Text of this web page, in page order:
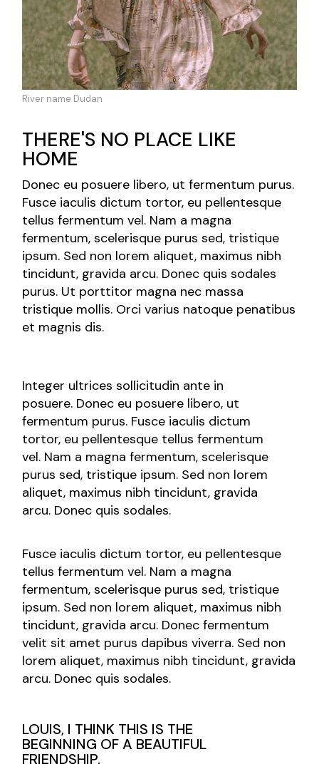
River name Dudan
THERE'S NO PLACE LIKE
HOME
Donec eu posuere libero, ut fermentum purus.
Fusce iaculis dictum tortor, eu pellentesque
tellus fermentum vel. Nam a magna
fermentum, scelerisque purus sed, tristique
ipsum. Sed non lorem aliquet, maximus nibh
tincidunt, gravida arcu. Donec quis sodales
purus. Ut porttitor magna nec massa
tristique mollis. Orci varius natoque penatibus
et magnis dis.
Integer ultrices sollicitudin ante in
posuere. Donec eu posuere libero, ut
fermentum purus. Fusce iaculis dictum
tortor, eu pellentesque tellus fermentum
vel. Nam a magna fermentum, scelerisque
purus sed, tristique ipsum. Sed non lorem
aliquet, maximus nibh tincidunt, gravida
arcu. Donec quis sodales.
Fusce iaculis dictum tortor, eu pellentesque
tellus fermentum vel. Nam a magna
fermentum, scelerisque purus sed, tristique
ipsum. Sed non lorem aliquet, maximus nibh
tincidunt, gravida arcu. Donec fermentum
velit sit amet purus dapibus viverra. Sed non
lorem aliquet, maximus nibh tincidunt, gravida
arcu. Donec quis sodales.
LOUIS, I THINK THIS IS THE
BEGINNING OF A BEAUTIFUL
FRIENDSHIP.